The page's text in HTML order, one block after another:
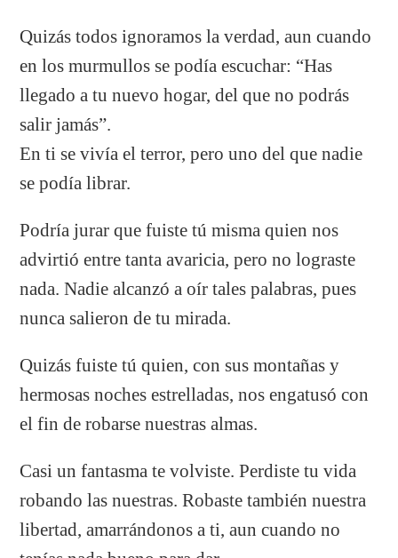
Quizás todos ignoramos la verdad, aun cuando
en los murmullos se podía escuchar: “Has
llegado a tu nuevo hogar, del que no podrás
salir jamás”.
En ti se vivía el terror, pero uno del que nadie
se podía librar.
Podría jurar que fuiste tú misma quien nos
advirtió entre tanta avaricia, pero no lograste
nada. Nadie alcanzó a oír tales palabras, pues
nunca salieron de tu mirada.
Quizás fuiste tú quien, con sus montañas y
hermosas noches estrelladas, nos engatusó con
el fin de robarse nuestras almas.
Casi un fantasma te volviste. Perdiste tu vida
robando las nuestras. Robaste también nuestra
libertad, amarrándonos a ti, aun cuando no